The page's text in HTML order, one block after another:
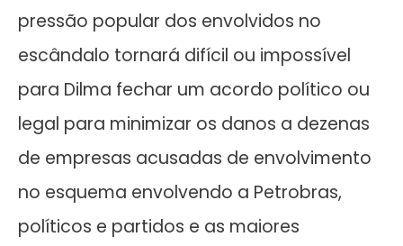
pressão popular dos envolvidos no
escândalo tornará difícil ou impossível
para Dilma fechar um acordo político ou
legal para minimizar os danos a dezenas
de empresas acusadas de envolvimento
no esquema envolvendo a Petrobras,
políticos e partidos e as maiores